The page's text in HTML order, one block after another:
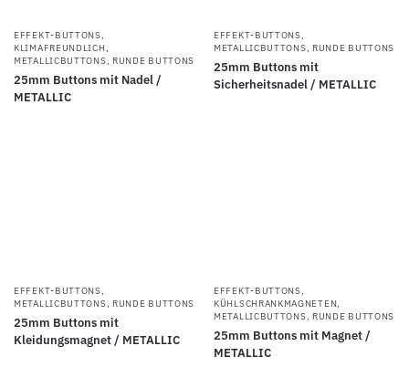
EFFEKT-BUTTONS,
KLIMAFREUNDLICH,
METALLICBUTTONS, RUNDE BUTTONS
25mm Buttons mit Nadel /
METALLIC
EFFEKT-BUTTONS,
METALLICBUTTONS, RUNDE BUTTONS
25mm Buttons mit
Sicherheitsnadel / METALLIC
EFFEKT-BUTTONS,
METALLICBUTTONS, RUNDE BUTTONS
25mm Buttons mit
Kleidungsmagnet / METALLIC
EFFEKT-BUTTONS,
KÜHLSCHRANKMAGNETEN,
METALLICBUTTONS, RUNDE BUTTONS
25mm Buttons mit Magnet /
METALLIC